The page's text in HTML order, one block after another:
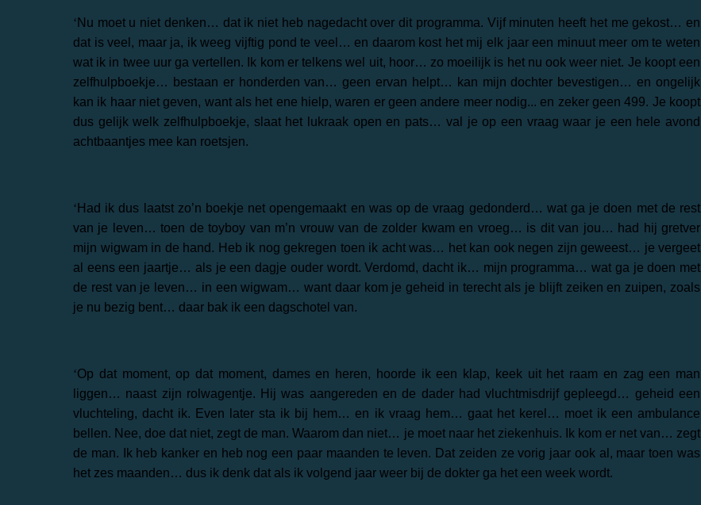
‘Nu moet u niet denken… dat ik niet heb nagedacht over dit programma. Vijf minuten heeft het me gekost… en
dat is veel, maar ja, ik weeg vijftig pond te veel… en daarom kost het mij elk jaar een minuut meer om te weten
wat ik in twee uur ga vertellen. Ik kom er telkens wel uit, hoor… zo moeilijk is het nu ook weer niet. Je koopt een
zelfhulpboekje… bestaan er honderden van… geen ervan helpt… kan mijn dochter bevestigen… en ongelijk
kan ik haar niet geven, want als het ene hielp, waren er geen andere meer nodig... en zeker geen 499. Je koopt
dus gelijk welk zelfhulpboekje, slaat het lukraak open en pats… val je op een vraag waar je een hele avond
achtbaantjes mee kan roetsjen.
‘ Had ik dus laatst zo’n boekje net opengemaakt en was op de vraag gedonderd… wat ga je doen met de rest
van je leven… toen de toyboy van m’n vrouw van de zolder kwam en vroeg… is dit van jou… had hij gretver
mijn wigwam in de hand. Heb ik nog gekregen toen ik acht was… het kan ook negen zijn geweest… je vergeet
al eens een jaartje… als je een dagje ouder wordt. Verdomd, dacht ik… mijn programma… wat ga je doen met
de rest van je leven… in een wigwam… want daar kom je geheid in terecht als je blijft zeiken en zuipen, zoals
je nu bezig bent… daar bak ik een dagschotel van.
‘Op dat moment, op dat moment, dames en heren, hoorde ik een klap, keek uit het raam en zag een man
liggen… naast zijn rolwagentje. Hij was aangereden en de dader had vluchtmisdrijf gepleegd… geheid een
vluchteling, dacht ik. Even later sta ik bij hem… en ik vraag hem… gaat het kerel… moet ik een ambulance
bellen. Nee, doe dat niet, zegt de man. Waarom dan niet… je moet naar het ziekenhuis. Ik kom er net van… zegt
de man. Ik heb kanker en heb nog een paar maanden te leven. Dat zeiden ze vorig jaar ook al, maar toen was
het zes maanden… dus ik denk dat als ik volgend jaar weer bij de dokter ga het een week wordt.